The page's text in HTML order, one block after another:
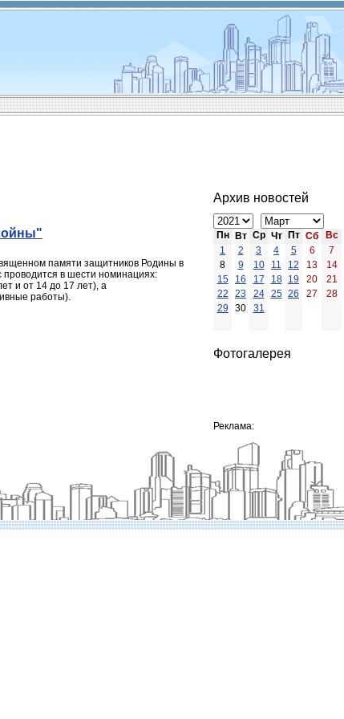
памяти защитников Родины в
проводится в шести номинациях:
и от 14 до 17 лет), а
работы).
Архив новостей
Пн Вт Ср Чт Пт Сб
Вс
1
2 3 4 5 6
7
8
9 10 11 12 13
14
15
16 17 18 19 20
21
22
23 24 25 26 27
28
29
30 31
Фотогалерея
Реклама: